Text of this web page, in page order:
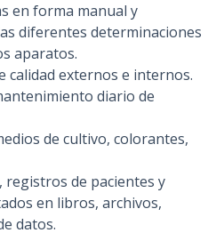
en forma manual y
diferentes determinaciones
aparatos.
calidad externos e internos.
diario de
de cultivo, colorantes,
registros de pacientes y
en libros, archivos,
datos.